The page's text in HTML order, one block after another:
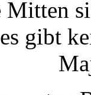
es gibt